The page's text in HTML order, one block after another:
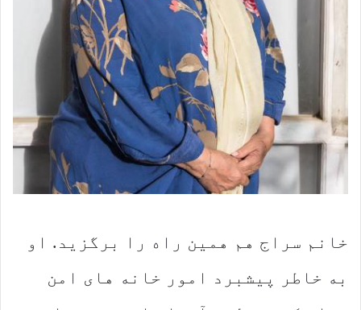
خانم سراج هم همین راه را برگزید. او
به خاطر پیشبرد امور خانه های امن